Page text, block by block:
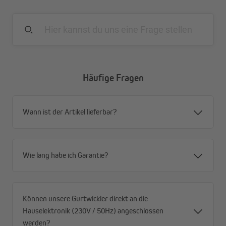
Häufige Fragen
Wann ist der Artikel lieferbar?
Wie lang habe ich Garantie?
Können unsere Gurtwickler direkt an die
Hauselektronik (230V / 50Hz) angeschlossen
werden?